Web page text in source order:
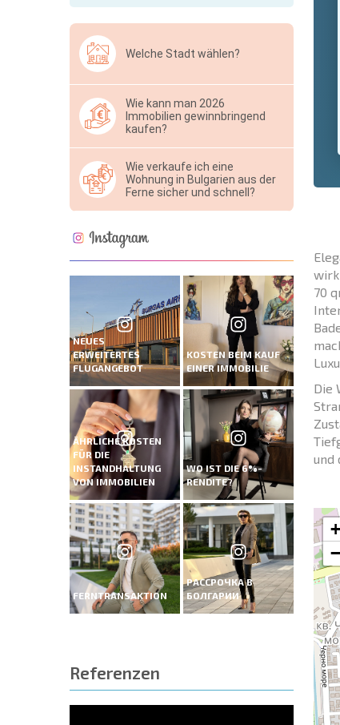
Welche Stadt wählen?
Wie kann man 2026
Immobilien gewinnbringend
kaufen?
Wie verkaufe ich eine
Wohnung in Bulgarien aus der
Ferne sicher und schnell?
NEUES
ERWEITERTES
FLUGANGEBOT
KOSTEN BEIM KAUF
EINER IMMOBILIE
ÄHRLICHE KOSTEN
FÜR DIE
INSTANDHALTUNG
VON IMMOBILIEN
WO IST DIE 6%-
RENDITE?
FERNTRANSAKTION
РАССРОЧКА В
БОЛГАРИИ
Referenzen
70
Die
und
+
−